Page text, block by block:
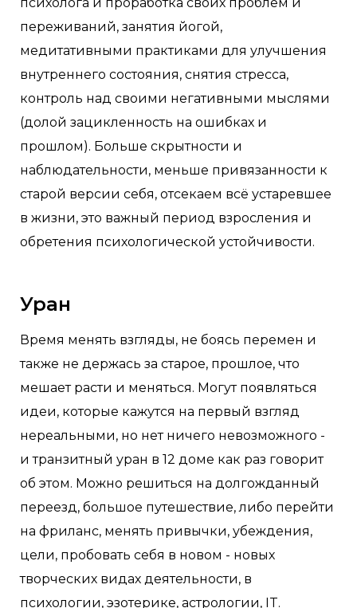
переживаний, занятия йогой,
медитативными практиками для улучшения
внутреннего состояния, снятия стресса,
контроль над своими негативными мыслями
(долой зацикленность на ошибках и
прошлом). Больше скрытности и
наблюдательности, меньше привязанности к
старой версии себя, отсекаем всё устаревшее
в жизни, это важный период взросления и
обретения психологической устойчивости.
Уран
Время менять взгляды, не боясь перемен и
также не держась за старое, прошлое, что
мешает расти и меняться. Могут появляться
идеи, которые кажутся на первый взгляд
нереальными, но нет ничего невозможного -
и транзитный уран в 12 доме как раз говорит
об этом. Можно решиться на долгожданный
переезд, большое путешествие, либо перейти
на фриланс, менять привычки, убеждения,
цели, пробовать себя в новом - новых
творческих видах деятельности, в
психологии, эзотерике, астрологии, IT.